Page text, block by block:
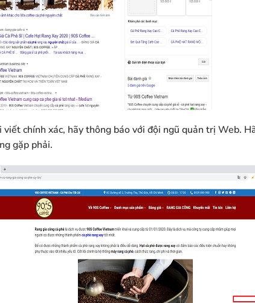
chính xác, hãy thông báo với đội ngũ quản trị Web.
gặp phải.